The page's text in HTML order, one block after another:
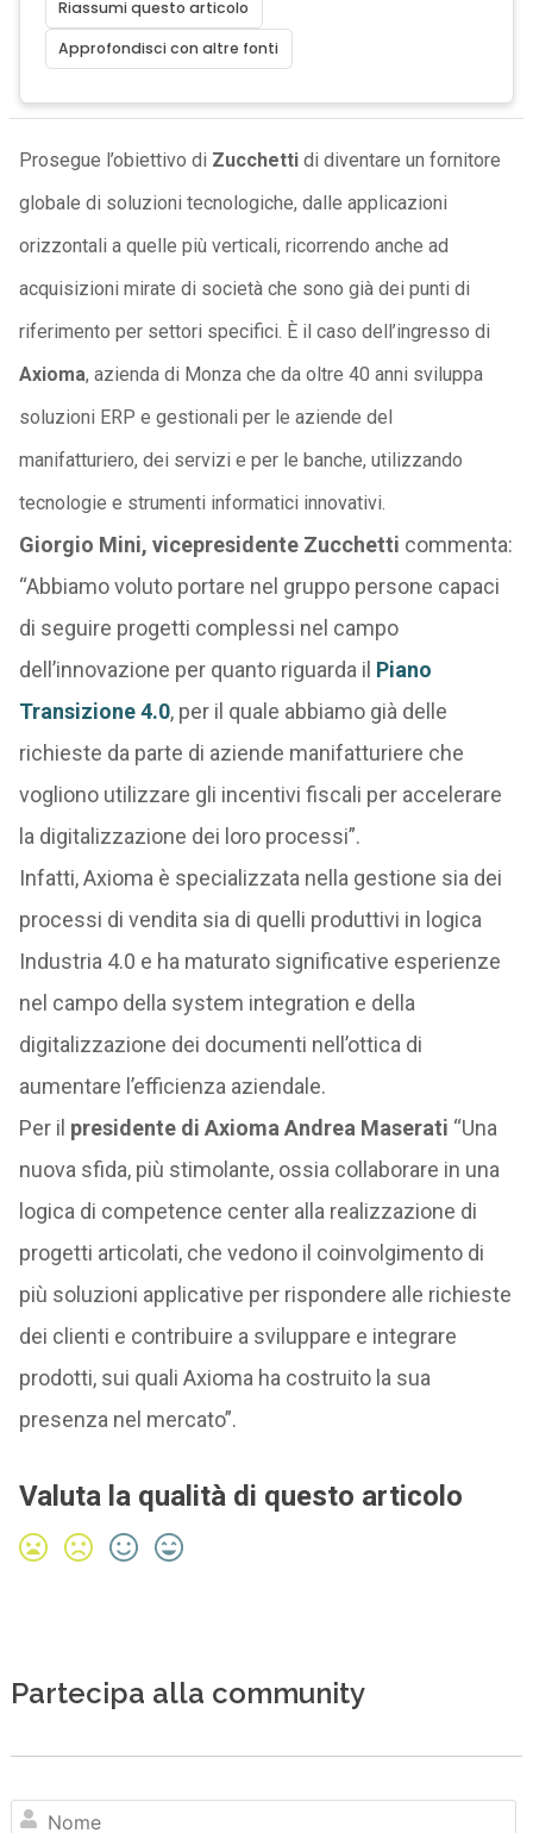
Riassumi questo articolo
Approfondisci con altre fonti
Prosegue l’obiettivo di Zucchettidi diventare un fornitore
globale di soluzioni tecnologiche, dalle applicazioni
orizzontali a quelle più verticali, ricorrendo anche ad
acquisizioni mirate di società che sono già dei punti di
riferimento per settori specifici. È il caso dell’ingresso di
Axioma, azienda di Monza che da oltre 40 anni sviluppa
soluzioni ERP e gestionali per le aziende del
manifatturiero, dei servizi e per le banche, utilizzando
tecnologie e strumenti informatici innovativi.
Giorgio Mini, vicepresidente Zucchetti commenta:
“Abbiamo voluto portare nel gruppo persone capaci
di seguire progetti complessi nel campo
dell’innovazione per quanto riguarda il Piano
Transizione 4.0, per il quale abbiamo già delle
richieste da parte di aziende manifatturiere che
vogliono utilizzare gli incentivi fiscali per accelerare
la digitalizzazione dei loro processi”.
Infatti, Axioma è specializzata nella gestione sia dei
processi di vendita sia di quelli produttivi in logica
Industria 4.0 e ha maturato significative esperienze
nel campo della system integration e della
digitalizzazione dei documenti nell’ottica di
aumentare l’efficienza aziendale.
Per il presidente di Axioma Andrea Maserati “Una
nuova sfida, più stimolante, ossia collaborare in una
logica di competence center alla realizzazione di
progetti articolati, che vedono il coinvolgimento di
più soluzioni applicative per rispondere alle richieste
dei clienti e contribuire a sviluppare e integrare
prodotti, sui quali Axioma ha costruito la sua
presenza nel mercato”.
Valuta la qualità di questo articolo
Partecipa alla community